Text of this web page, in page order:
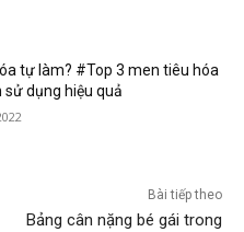
tự làm? #Top 3 men tiêu hóa
sử dụng hiệu quả
Bài tiếp theo
Bảng cân nặng bé gái trong